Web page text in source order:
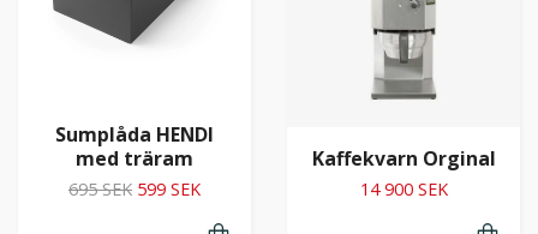
Sumplåda HENDI
med träram
695 SEK 599 SEK
Kaffekvarn Orginal
14 900 SEK